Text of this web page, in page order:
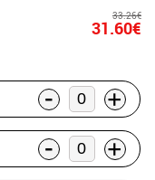
33.26€
31.60€
- +
- +